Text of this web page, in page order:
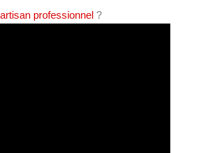
professionnel ?